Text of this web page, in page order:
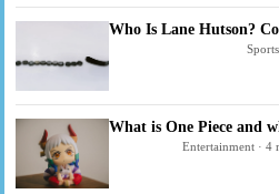
Who Is Lane Hutson?
What is One Piece and
Entertainment · 4